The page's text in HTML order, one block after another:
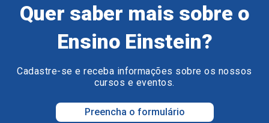
Quer saber mais sobre o
Ensino Einstein?
Cadastre-se e receba informações sobre os nossos
cursos e eventos.
Preencha o formulário